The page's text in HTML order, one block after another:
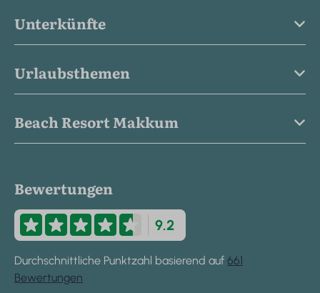
Unterkünfte
Urlaubsthemen
Beach Resort Makkum
Bewertungen
9.2
Durchschnittliche Punktzahl basierend auf 661
Bewertungen